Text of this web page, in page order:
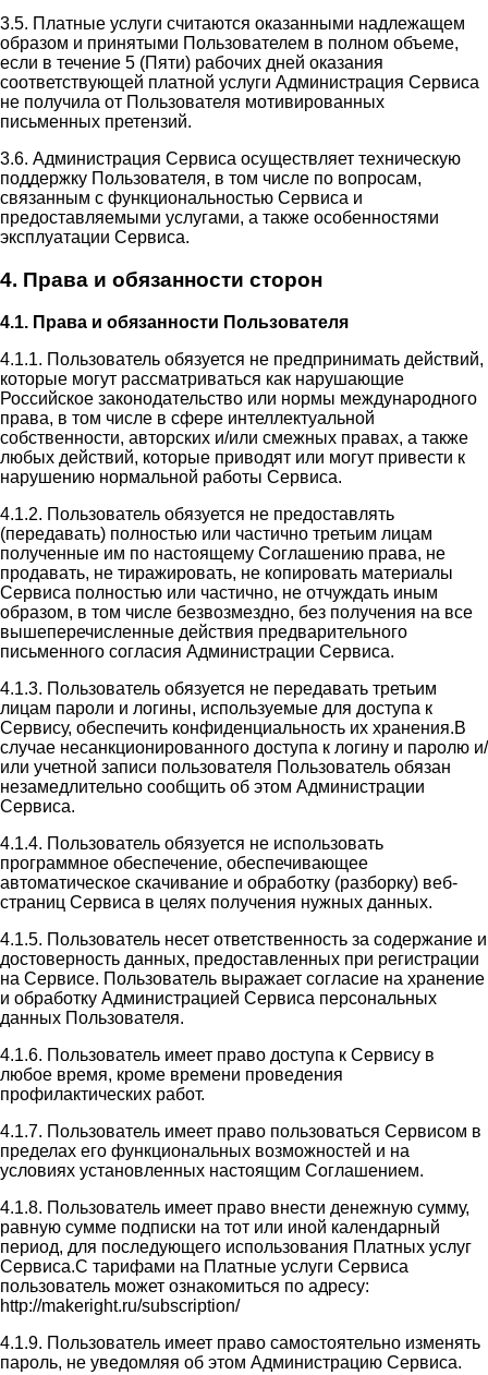
3.5. Платные услуги считаются оказанными надлежащем
образом и принятыми Пользователем в полном объеме,
если в течение 5 (Пяти) рабочих дней оказания
соответствующей платной услуги Администрация Сервиса
не получила от Пользователя мотивированных
письменных претензий.
3.6. Администрация Сервиса осуществляет техническую
поддержку Пользователя, в том числе по вопросам,
связанным с функциональностью Сервиса и
предоставляемыми услугами, а также особенностями
эксплуатации Сервиса.
4. Права и обязанности сторон
4.1. Права и обязанности Пользователя
4.1.1. Пользователь обязуется не предпринимать действий,
которые могут рассматриваться как нарушающие
Российское законодательство или нормы международного
права, в том числе в сфере интеллектуальной
собственности, авторских и/или смежных правах, а также
любых действий, которые приводят или могут привести к
нарушению нормальной работы Сервиса.
4.1.2. Пользователь обязуется не предоставлять
(передавать) полностью или частично третьим лицам
полученные им по настоящему Соглашению права, не
продавать, не тиражировать, не копировать материалы
Сервиса полностью или частично, не отчуждать иным
образом, в том числе безвозмездно, без получения на все
вышеперечисленные действия предварительного
письменного согласия Администрации Сервиса.
4.1.3. Пользователь обязуется не передавать третьим
лицам пароли и логины, используемые для доступа к
Сервису, обеспечить конфиденциальность их хранения.В
случае несанкционированного доступа к логину и паролю и/
или учетной записи пользователя Пользователь обязан
незамедлительно сообщить об этом Администрации
Сервиса.
4.1.4. Пользователь обязуется не использовать
программное обеспечение, обеспечивающее
автоматическое скачивание и обработку (разборку) веб-
страниц Сервиса в целях получения нужных данных.
4.1.5. Пользователь несет ответственность за содержание и
достоверность данных, предоставленных при регистрации
на Сервисе. Пользователь выражает согласие на хранение
и обработку Администрацией Сервиса персональных
данных Пользователя.
4.1.6. Пользователь имеет право доступа к Сервису в
любое время, кроме времени проведения
профилактических работ.
4.1.7. Пользователь имеет право пользоваться Сервисом в
пределах его функциональных возможностей и на
условиях установленных настоящим Соглашением.
4.1.8. Пользователь имеет право внести денежную сумму,
равную сумме подписки на тот или иной календарный
период, для последующего использования Платных услуг
Сервиса.С тарифами на Платные услуги Сервиса
пользователь может ознакомиться по адресу:
http://makeright.ru/subscription/
4.1.9. Пользователь имеет право самостоятельно изменять
пароль, не уведомляя об этом Администрацию Сервиса.